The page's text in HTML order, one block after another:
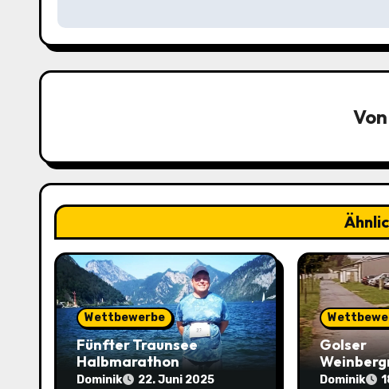
i
t
g
s
n
a
v
i
g
Von
Wettbewerbe
Fünfter Traunsee
Halbmarathon
Dominik 22. Juni 2025
Golser
Dominik